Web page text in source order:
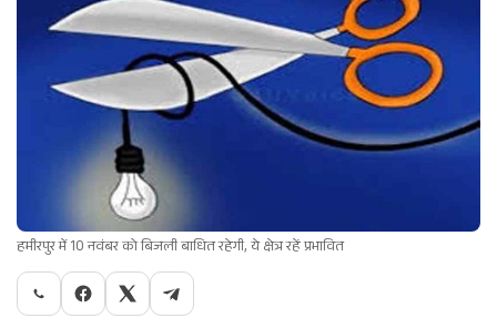
हमीरपुर में 10 नवंबर को बिजली बाधित रहेगी, ये क्षेत्र रहें प्रभावित